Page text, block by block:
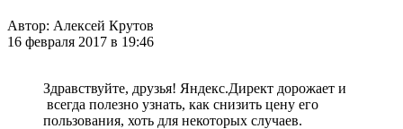
Автор: Алексей Крутов
16 февраля 2017 в 19:46
Здравствуйте, друзья! Яндекс.Директ дорожает и
всегда полезно узнать, как снизить цену его
пользования, хоть для некоторых случаев.